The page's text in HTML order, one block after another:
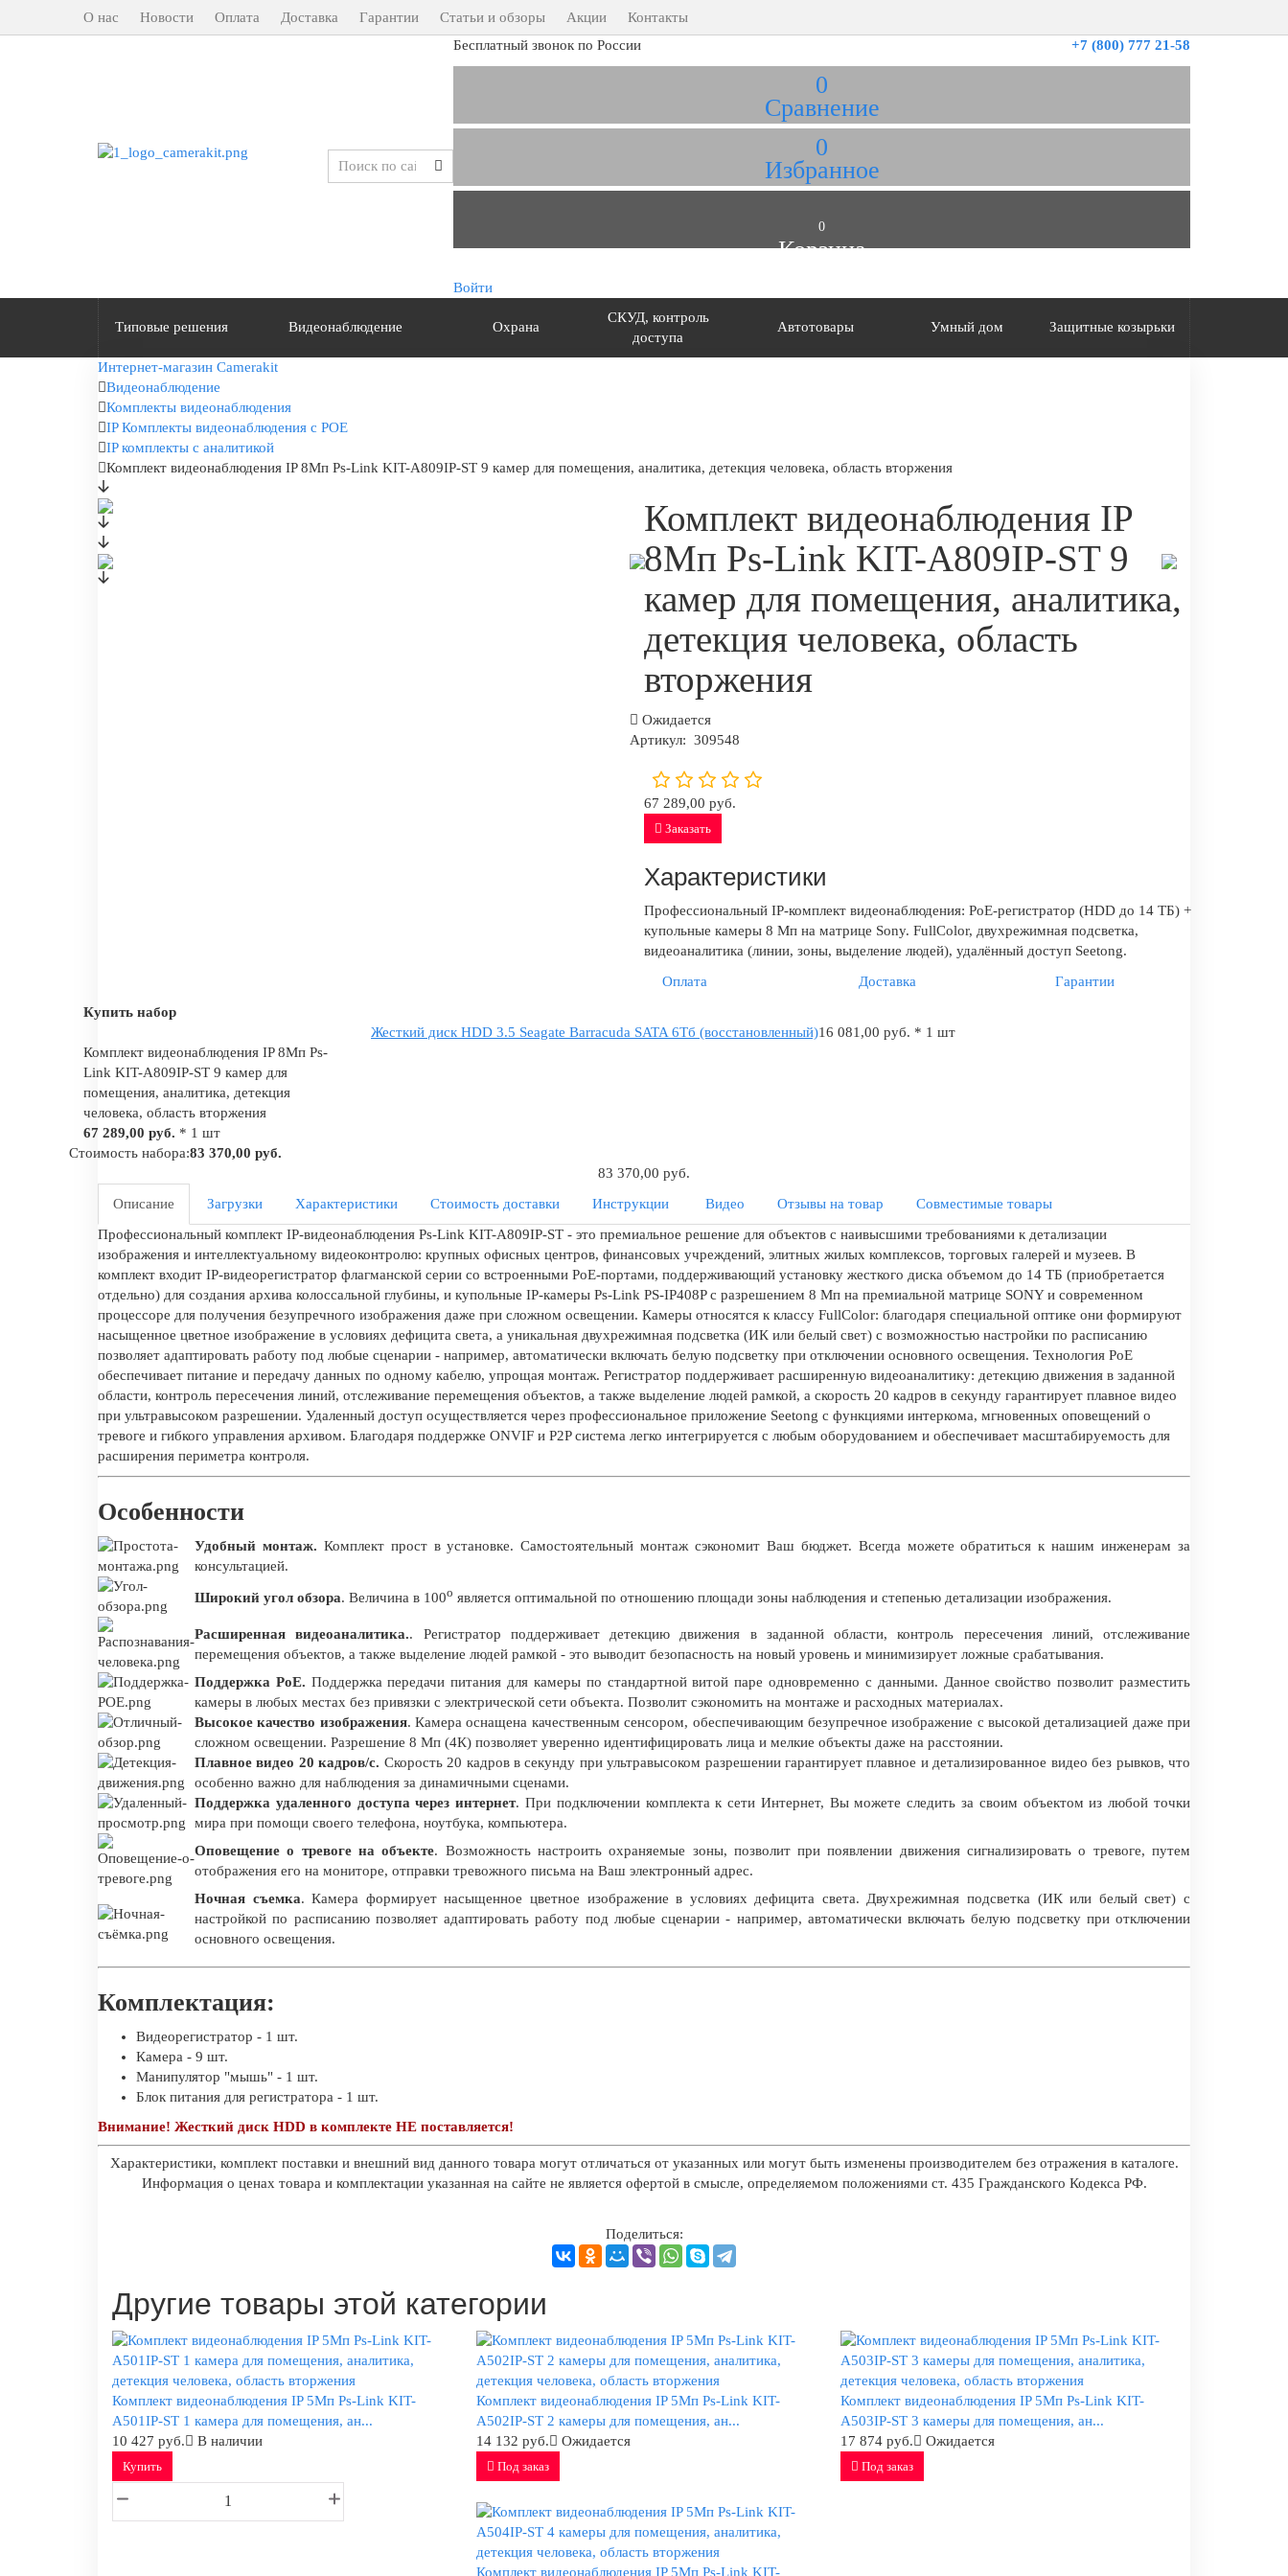
О нас Новости Оплата Доставка Гарантии Статьи и обзоры Акции
Контакты
+7 (800) 777 21-58
Бесплатный звонок по России
0
Сравнение
0
Избранное
0
Корзина
Войти
Типовые решения Видеонаблюдение Охрана
СКУД, контроль
доступа
Автотовары Умный дом Защитные козырьки
Интернет-магазин Camerakit
Видеонаблюдение
Комплекты видеонаблюдения
IP Комплекты видеонаблюдения с POE
IP комплекты с аналитикой
Комплект видеонаблюдения IP 8Мп Ps-Link KIT-A809IP-ST 9 камер для помещения, аналитика, детекция человека, область вторжения
Комплект видеонаблюдения IP
8Мп Ps-Link KIT-A809IP-ST 9
камер для помещения, аналитика,
детекция человека, область
вторжения
Ожидается
Артикул: 309548
67 289,00 руб.
Заказать
Характеристики
Профессиональный IP-комплект видеонаблюдения: PoE-регистратор (HDD до 14 ТБ) +
купольные камеры 8 Мп на матрице Sony. FullColor, двухрежимная подсветка,
видеоаналитика (линии, зоны, выделение людей), удалённый доступ Seetong.
Оплата
Доставка
Гарантии
Купить набор
Комплект видеонаблюдения IP 8Мп Ps-
Link KIT-A809IP-ST 9 камер для
помещения, аналитика, детекция
человека, область вторжения
67 289,00 руб. * 1 шт
Жесткий диск HDD 3.5 Seagate Barracuda SATA 6Tб (восстановленный)16 081,00 руб. * 1 шт
Стоимость набора:83 370,00 руб.
83 370,00 руб.
Описание
Загрузки Характеристики Стоимость доставки Инструкции Видео Отзывы на товар
Совместимые товары
Профессиональный комплект IP-видеонаблюдения Ps-Link KIT-A809IP-ST - это премиальное решение для объектов с наивысшими требованиями к детализации
изображения и интеллектуальному видеоконтролю: крупных офисных центров, финансовых учреждений, элитных жилых комплексов, торговых галерей и музеев. В
комплект входит IP-видеорегистратор флагманской серии со встроенными PoE-портами, поддерживающий установку жесткого диска объемом до 14 ТБ (приобретается
отдельно) для создания архива колоссальной глубины, и купольные IP-камеры Ps-Link PS-IP408P с разрешением 8 Мп на премиальной матрице SONY и современном
процессоре для получения безупречного изображения даже при сложном освещении. Камеры относятся к классу FullColor: благодаря специальной оптике они формируют
насыщенное цветное изображение в условиях дефицита света, а уникальная двухрежимная подсветка (ИК или белый свет) с возможностью настройки по расписанию
позволяет адаптировать работу под любые сценарии - например, автоматически включать белую подсветку при отключении основного освещения. Технология PoE
обеспечивает питание и передачу данных по одному кабелю, упрощая монтаж. Регистратор поддерживает расширенную видеоаналитику: детекцию движения в заданной
области, контроль пересечения линий, отслеживание перемещения объектов, а также выделение людей рамкой, а скорость 20 кадров в секунду гарантирует плавное видео
при ультравысоком разрешении. Удаленный доступ осуществляется через профессиональное приложение Seetong с функциями интеркома, мгновенных оповещений о
тревоге и гибкого управления архивом. Благодаря поддержке ONVIF и P2P система легко интегрируется с любым оборудованием и обеспечивает масштабируемость для
расширения периметра контроля.
Особенности
Удобный монтаж. Комплект прост в установке. Самостоятельный монтаж сэкономит Ваш бюджет. Всегда можете обратиться к нашим инженерам за
консультацией.
Широкий угол обзора. Величина в 100о является оптимальной по отношению площади зоны наблюдения и степенью детализации изображения.
Расширенная видеоаналитика.. Регистратор поддерживает детекцию движения в заданной области, контроль пересечения линий, отслеживание
перемещения объектов, а также выделение людей рамкой - это выводит безопасность на новый уровень и минимизирует ложные срабатывания.
Поддержка PoE. Поддержка передачи питания для камеры по стандартной витой паре одновременно с данными. Данное свойство позволит разместить
камеры в любых местах без привязки с электрической сети объекта. Позволит сэкономить на монтаже и расходных материалах.
Высокое качество изображения. Камера оснащена качественным сенсором, обеспечивающим безупречное изображение с высокой детализацией даже при
сложном освещении. Разрешение 8 Мп (4К) позволяет уверенно идентифицировать лица и мелкие объекты даже на расстоянии.
Плавное видео 20 кадров/с. Скорость 20 кадров в секунду при ультравысоком разрешении гарантирует плавное и детализированное видео без рывков, что
особенно важно для наблюдения за динамичными сценами.
Поддержка удаленного доступа через интернет. При подключении комплекта к сети Интернет, Вы можете следить за своим объектом из любой точки
мира при помощи своего телефона, ноутбука, компьютера.
Оповещение о тревоге на объекте. Возможность настроить охраняемые зоны, позволит при появлении движения сигнализировать о тревоге, путем
отображения его на мониторе, отправки тревожного письма на Ваш электронный адрес.
Ночная съемка. Камера формирует насыщенное цветное изображение в условиях дефицита света. Двухрежимная подсветка (ИК или белый свет) с
настройкой по расписанию позволяет адаптировать работу под любые сценарии - например, автоматически включать белую подсветку при отключении
основного освещения.
Комплектация:
Видеорегистратор - 1 шт.
Камера - 9 шт.
Манипулятор "мышь" - 1 шт.
Блок питания для регистратора - 1 шт.
Внимание! Жесткий диск HDD в комплекте НЕ поставляется!
Характеристики, комплект поставки и внешний вид данного товара могут отличаться от указанных или могут быть изменены производителем без отражения в каталоге.
Информация о ценах товара и комплектации указанная на сайте не является офертой в смысле, определяемом положениями ст. 435 Гражданского Кодекса РФ.
Поделиться:
Другие товары этой категории
Комплект видеонаблюдения IP 5Мп Ps-Link KIT-
A501IP-ST 1 камера для помещения, ан...
10 427 руб.
В наличии
Купить
Комплект видеонаблюдения IP 5Мп Ps-Link KIT-
A502IP-ST 2 камеры для помещения, ан...
14 132 руб.
Ожидается
Под заказ
Комплект видеонаблюдения IP 5Мп Ps-Link KIT-
A503IP-ST 3 камеры для помещения, ан...
17 874 руб.
Ожидается
Под заказ
Комплект видеонаблюдения IP 5Мп Ps-Link KIT-